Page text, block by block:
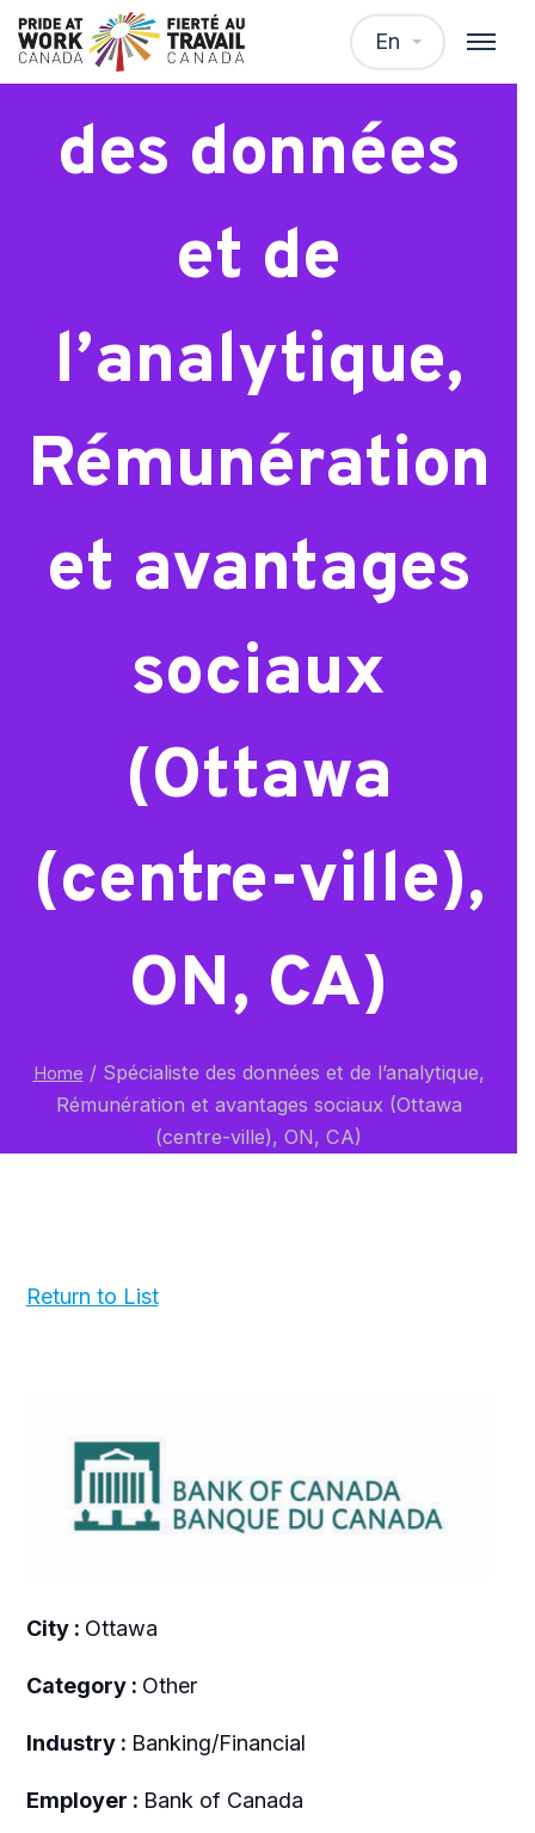
En
Spécialiste
des données
et de
l’analytique,
Rémunération
et avantages
sociaux
(Ottawa
(centre-ville),
ON, CA)
Home /Spécialiste des données et de l’analytique,
Rémunération et avantages sociaux (Ottawa
(centre-ville), ON, CA)
Return to List
City : Ottawa
Category : Other
Industry : Banking/Financial
Employer : Bank of Canada